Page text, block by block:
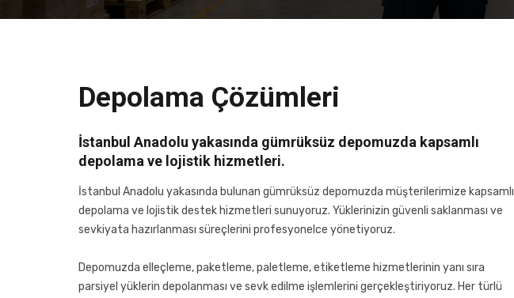
Depolama Çözümleri
İstanbul Anadolu yakasında gümrüksüz depomuzda kapsamlı
depolama ve lojistik hizmetleri.
İstanbul Anadolu yakasında bulunan gümrüksüz depomuzda müşterilerimize kapsamlı
depolama ve lojistik destek hizmetleri sunuyoruz. Yüklerinizin güvenli saklanması ve
sevkiyata hazırlanması süreçlerini profesyonelce yönetiyoruz.
Depomuzda elleçleme, paketleme, paletleme, etiketleme hizmetlerinin yanı sıra
parsiyel yüklerin depolanması ve sevk edilme işlemlerini gerçekleştiriyoruz. Her türlü